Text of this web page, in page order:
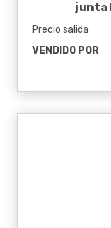
junta
El
Precio salida
VENDIDO POR